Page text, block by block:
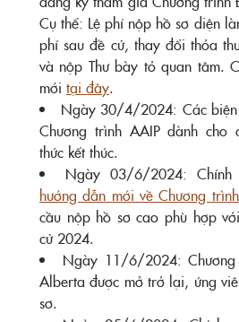
Cụ thể: Lệ phí nộp hồ sơ diện
phí sau đề cử, thay đổi thỏa
và nộp Thư bày tỏ quan tâm.
mới tại đây.
Ngày 30/4/2024: Các
Chương trình AAIP dành cho
thức kết thúc.
Ngày 03/6/2024:
hướng dẫn mới về Chương
cầu nộp hồ sơ cao phù hợp
cử 2024.
Ngày 11/6/2024:
Alberta được mở trở lại, ứng
sơ.